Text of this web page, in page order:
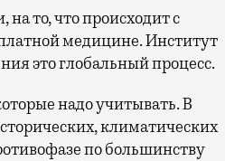
то, что происходит с
медицине. Институт
это глобальный процесс.
надо учитывать. В
климатических
по большинству